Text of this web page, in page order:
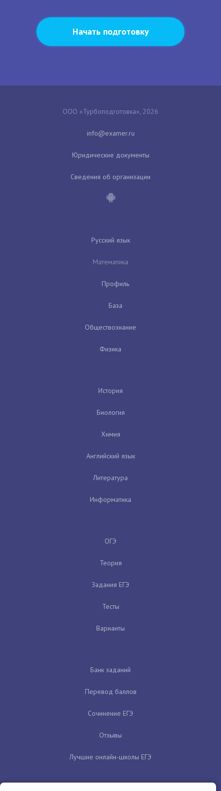
Начать подготовку
ООО «Турбоподготовка», 2026
Юридические документы
Сведения об организации
Русский язык
Математика
Профиль
База
Обществознание
Физика
История
Биология
Химия
Английский язык
Литература
Информатика
ОГЭ
Теория
Задания ЕГЭ
Тесты
Варианты
Банк заданий
Перевод баллов
Сочинение ЕГЭ
Отзывы
Лучшие онлайн-школы ЕГЭ